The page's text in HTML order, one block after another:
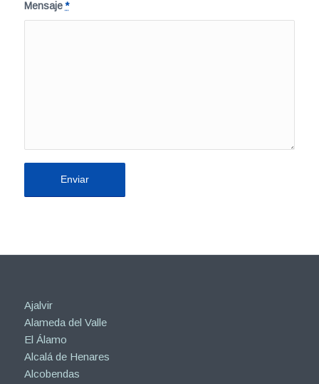
Mensaje*
Ajalvir
Alameda del Valle
El Álamo
Alcalá de Henares
Alcobendas